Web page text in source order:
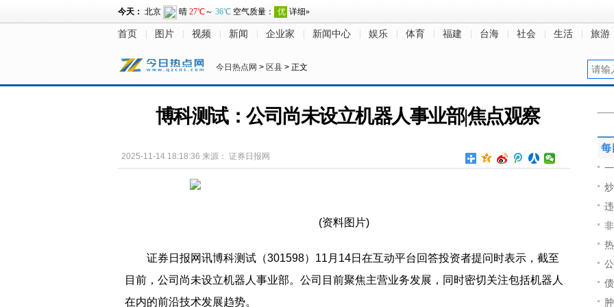
首页 图片 视频 新闻 企业家 新闻中心 娱乐 体育 福建 台海 社会 生活 旅游
今日热点网 > 区县 > 正文
博科测试：公司尚未设立机器人事业部|焦点观察
2025-11-14 18:18:36 来源： 证券日报网
(资料图片)
证券日报网讯博科测试（301598）11月14日在互动平台回答投资者提问时表示，截至
目前，公司尚未设立机器人事业部。公司目前聚焦主营业务发展，同时密切关注包括机器人
在内的前沿技术发展趋势。
每